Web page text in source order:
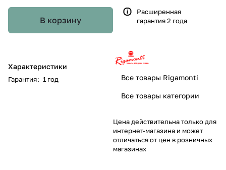
В корзину
Характеристики
Гарантия: 1 год
Расширенная
гарантия 2 года
Все товары Rigamonti
Все товары категории
Цена действительна только для
интернет-магазина и может
отличаться от цен в розничных
магазинах